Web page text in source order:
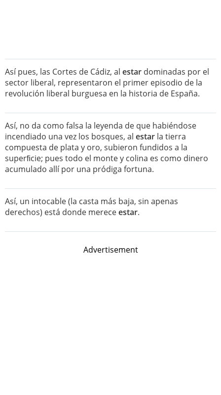
Así pues, las Cortes de Cádiz, al estar dominadas por el
sector liberal, representaron el primer episodio de la
revolución liberal burguesa en la historia de España.
Así, no da como falsa la leyenda de que habiéndose
incendiado una vez los bosques, al estar la tierra
compuesta de plata y oro, subieron fundidos a la
superﬁcie; pues todo el monte y colina es como dinero
acumulado allí por una pródiga fortuna.
Así, un intocable (la casta más baja, sin apenas
derechos) está donde mereceestar.
Advertisement